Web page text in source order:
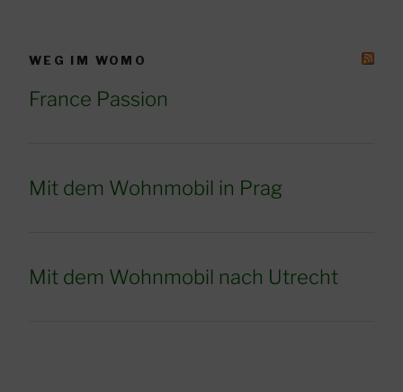
WEG IM WOMO
France Passion
Mit dem Wohnmobil in Prag
Mit dem Wohnmobil nach Utrecht